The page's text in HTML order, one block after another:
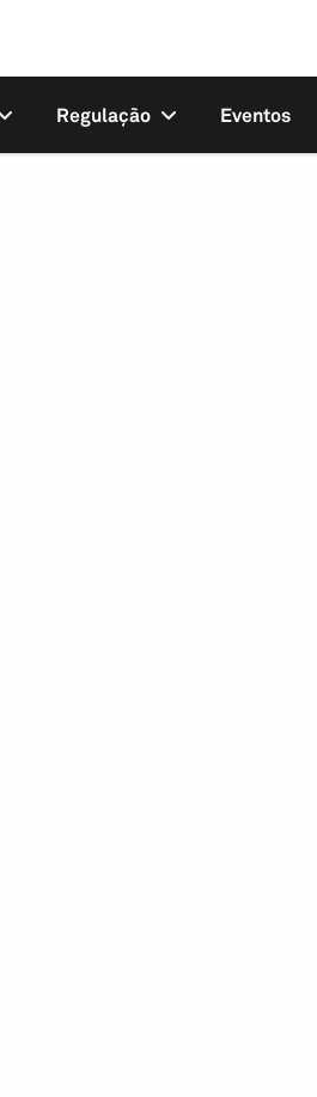
Regulação Eventos